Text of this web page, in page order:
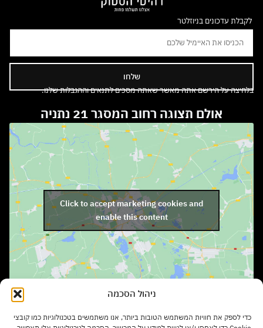
ניהול הסכמה
כדי לספק את חוויות המשתמש הטובות ביותר, אנו משתמשים בטכנולוגיות כמו קובצי
לקבלת עדכונים בניוזלטר
שלחו
בלחיצה על הירשם אתה מאשר שאתה מסכים לתנאים וההגבלות שלנו.
אולם תצוגה רחוב המסגר 21 נתניה
Click to accept marketing cookies and
enable this content